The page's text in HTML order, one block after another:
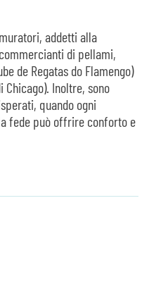
addetti alla
di pellami,
de Regatas do Flamengo)
Inoltre, sono
quando ogni
fede può offrire conforto e